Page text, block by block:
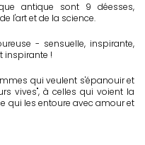
antique sont 9 déesses,
l'art et de la science.
- sensuelle, inspirante,
inspirante !
qui veulent s'épanouir et
vives", à celles qui voient la
qui les entoure avec amour et